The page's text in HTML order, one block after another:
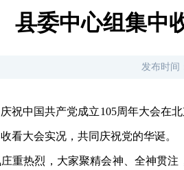
县委中心组集中
发布时间
祝中国共产党成立105周年大会在
看大会实况，共同庆祝党的华诞。
重热烈，大家聚精会神、全神贯